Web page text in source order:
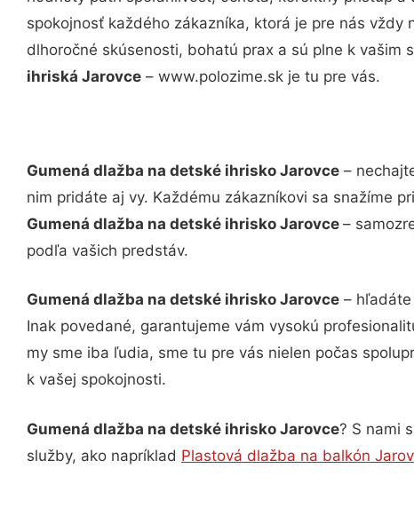
spokojnosť každého zákazníka, ktorá je pre nás vždy
dlhoročné skúsenosti, bohatú prax a sú plne k vašim
ihriská Jarovce – www.polozime.sk je tu pre vás.
Gumená dlažba na detské ihrisko Jarovce –
nim pridáte aj vy. Každému zákazníkovi sa snažíme
Gumená dlažba na detské ihrisko Jarovce –
podľa vašich predstáv.
Gumená dlažba na detské ihrisko Jarovce –
Inak povedané, garantujeme vám vysokú
my sme iba ľudia, sme tu pre vás nielen počas
k vašej spokojnosti.
Gumená dlažba na detské ihrisko Jarovce? S nami
služby, ako napríklad Plastová dlažba na balkón